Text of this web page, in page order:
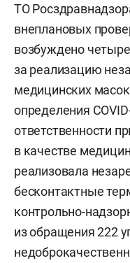
ТО
внеплановых
возбуждено
за реализацию
медицинских масок
определения
ответственности
в качестве
реализовала
бесконтактные
контрольно-
из обращения 222